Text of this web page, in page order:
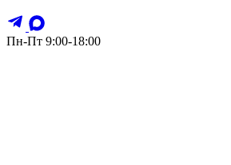
Пн-Пт 9:00-18:00